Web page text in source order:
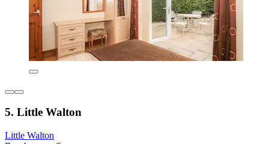
5. Little Walton
Little Walton